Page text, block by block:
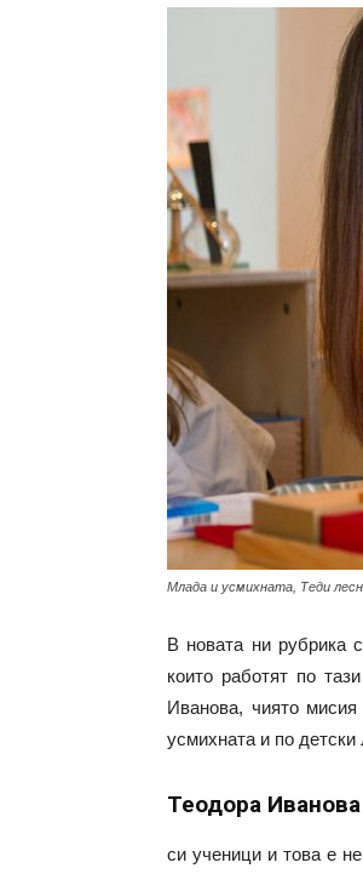
Млада и усмихната, Теди
В новата ни рубрика
които работят по
Иванова, чиято
усмихната и по
Теодора
си ученици и това е